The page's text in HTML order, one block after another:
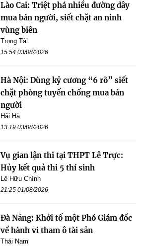
Lào Cai: Triệt phá nhiều đường dây
mua bán người, siết chặt an ninh
vùng biên
Trọng Tài
15:54 03/08/2026
Hà Nội: Dùng kỷ cương “6 rõ” siết
chặt phòng tuyến chống mua bán
người
Hải Hà
13:19 03/08/2026
Vụ gian lận thi tại THPT Lê Trực:
Hủy kết quả thi 5 thí sinh
Lê Hữu Chính
21:25 01/08/2026
Đà Nẵng: Khởi tố một Phó Giám đốc
về hành vi tham ô tài sản
Thái Nam